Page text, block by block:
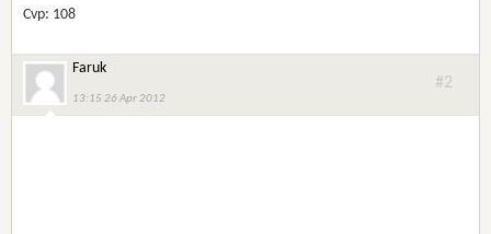
Cvp: 108
Faruk
13:15 26 Apr 2012
#2